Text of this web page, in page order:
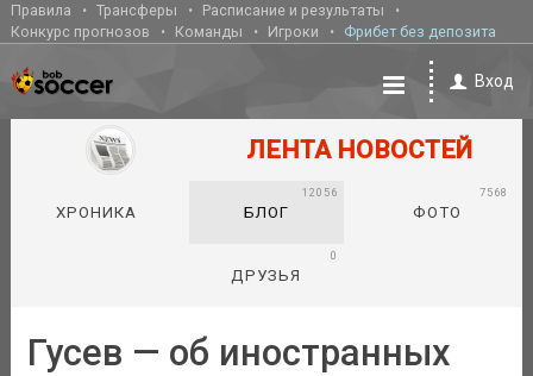
Правила Трансферы
Расписание и результаты
Конкурс прогнозов
Команды Игроки Фрибет без депозита
Вход
ЛЕНТА НОВОСТЕЙ
ХРОНИКА БЛОГ
12056
ФОТО
7568
ДРУЗЬЯ
0
Гусев — об иностранных